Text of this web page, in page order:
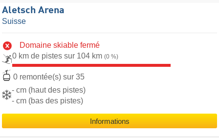
Aletsch Arena
Suisse
Domaine skiable fermé
0 km de pistes sur 104 km (0 %)
0 remontée(s) sur 35
- cm (haut des pistes)
- cm (bas des pistes)
Informations